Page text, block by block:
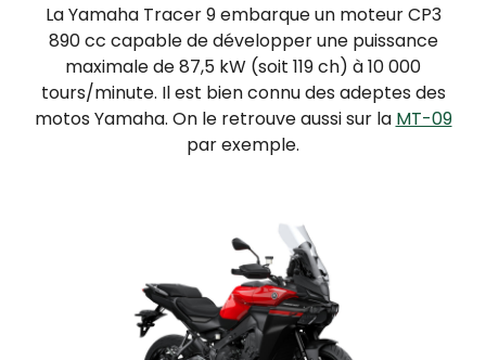
La Yamaha Tracer 9 embarque un moteur CP3
890 cc capable de développer une puissance
maximale de 87,5 kW (soit 119 ch) à 10 000
tours/minute. Il est bien connu des adeptes des
motos Yamaha. On le retrouve aussi sur la MT-09
par exemple.